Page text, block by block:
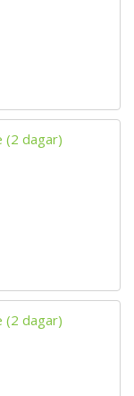
(2 dagar)
(2 dagar)